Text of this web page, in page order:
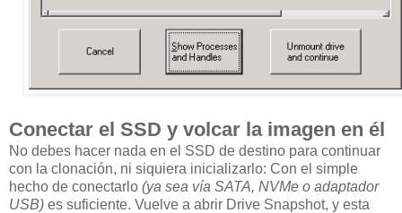
Conectar el SSD y volcar la imagen en él
No debes hacer nada en el SSD de destino para continuar
con la clonación, ni siquiera inicializarlo: Con el simple
hecho de conectarlo (ya sea vía SATA, NVMe o adaptador
USB) es suficiente. Vuelve a abrir Drive Snapshot, y esta